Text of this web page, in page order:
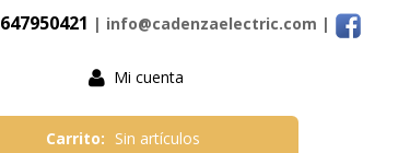
647950421 | info@cadenzaelectric.com |
Mi cuenta
Carrito Sin artículos